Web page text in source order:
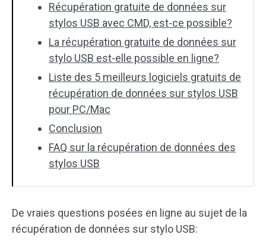
Récupération gratuite de données sur
stylos USB avec CMD, est-ce possible?
La récupération gratuite de données sur
stylo USB est-elle possible en ligne?
Liste des 5 meilleurs logiciels gratuits de
récupération de données sur stylos USB
pour PC/Mac
Conclusion
FAQ sur la récupération de données des
stylos USB
De vraies questions posées en ligne au sujet de la
récupération de données sur stylo USB: